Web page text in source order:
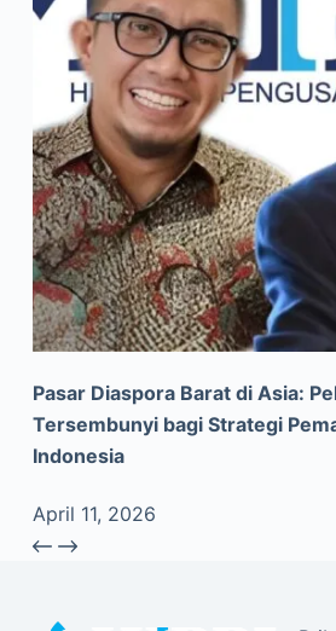
Pasar Diaspora Barat di Asia:
Tersembunyi bagi Strategi
Indonesia
April 11, 2026